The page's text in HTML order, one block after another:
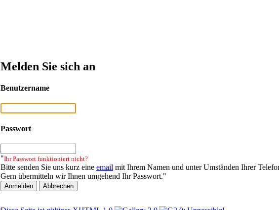
Melden Sie sich an
Benutzername
Passwort
"Ihr Passwort funktioniert nicht?
Bitte senden Sie uns kurz eine email mit Ihrem Namen und unter Umständen Ihrer
Gern übermitteln wir Ihnen umgehend Ihr Passwort."